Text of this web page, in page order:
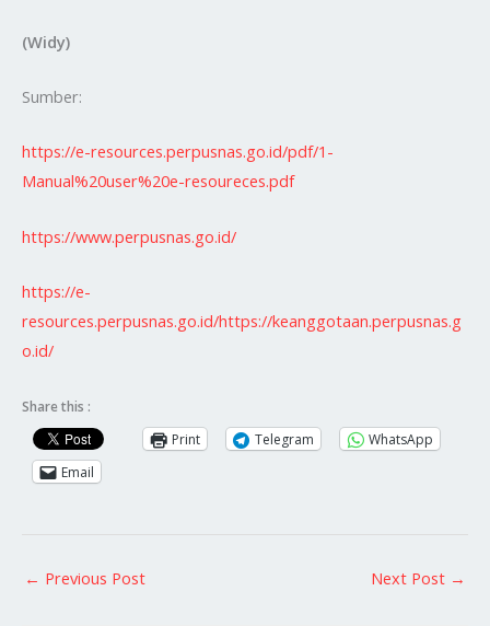
(Widy)
Sumber:
https://e-resources.perpusnas.go.id/pdf/1-
Manual%20user%20e-resoureces.pdf
https://www.perpusnas.go.id/
https://e-
resources.perpusnas.go.id/https://keanggotaan.perpusnas.g
o.id/
Share this :
Print
Telegram
WhatsApp
Email
← Previous Post Next Post →